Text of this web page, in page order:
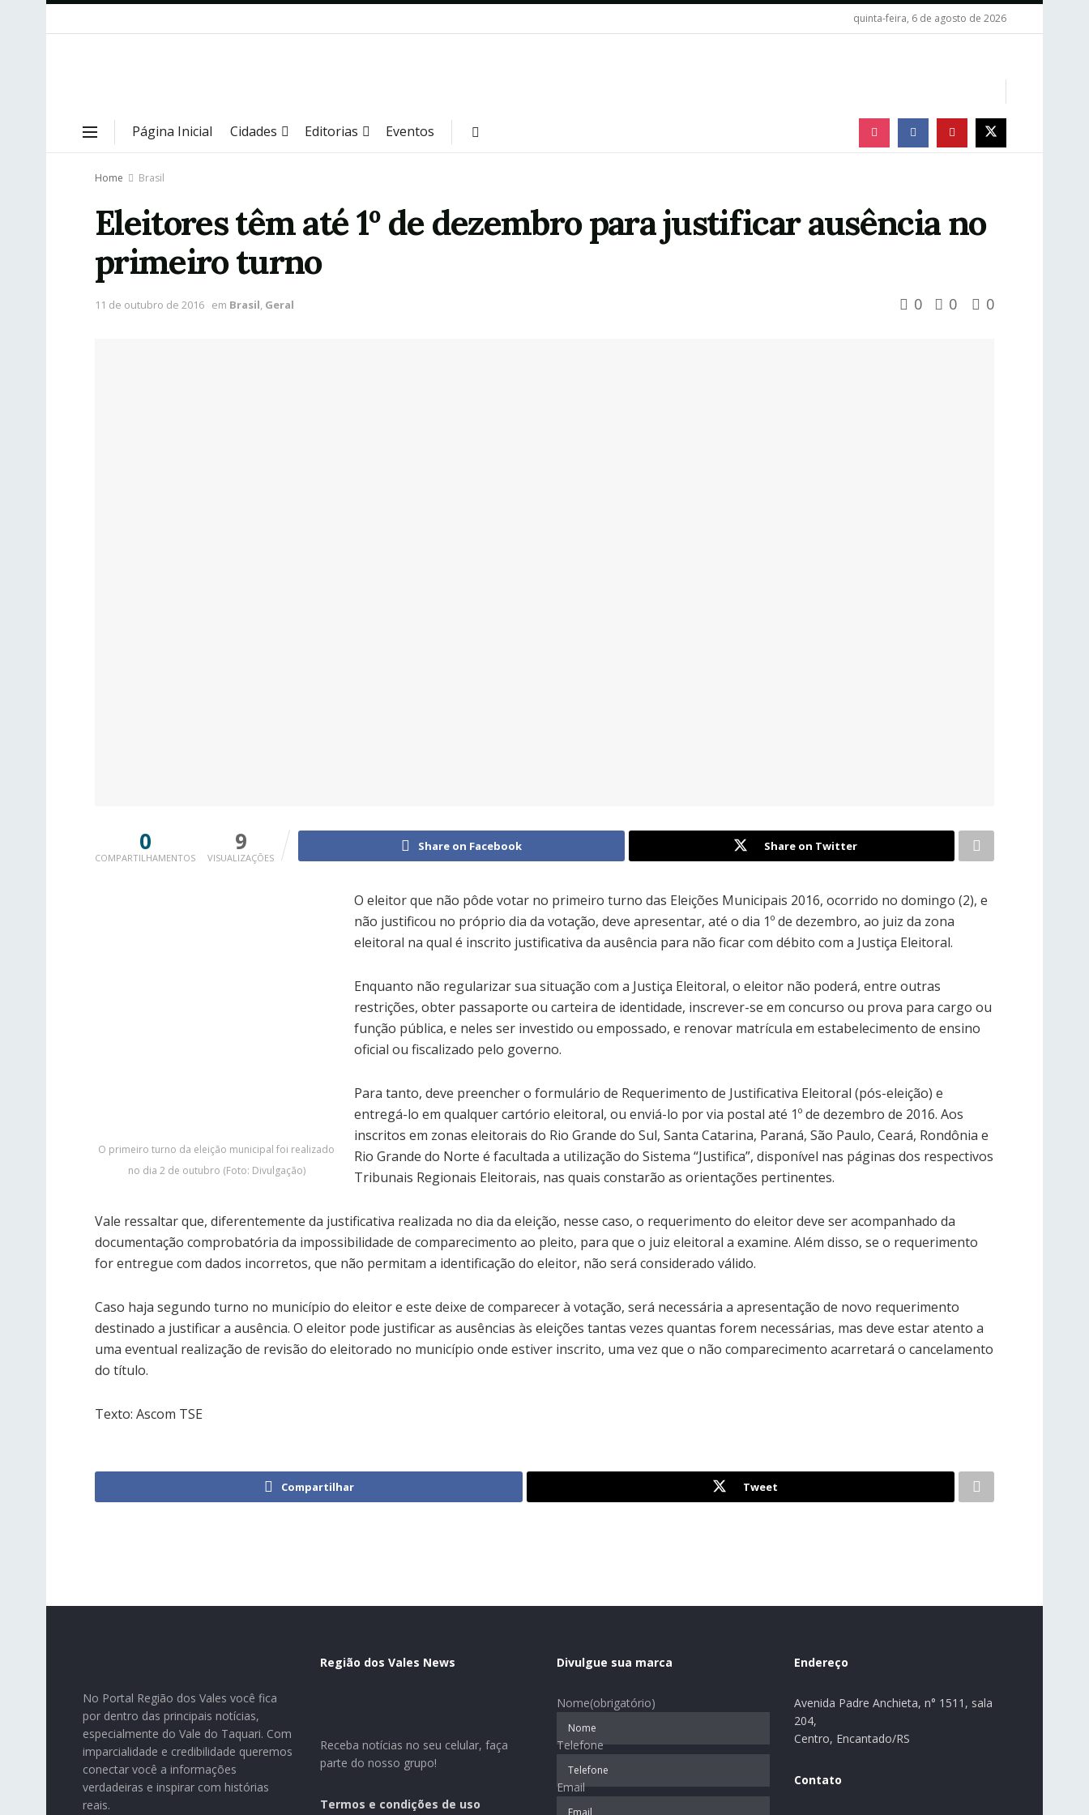
quinta-feira, 6 de agosto de 2026
Página Inicial Cidades Editorias Eventos
Home Brasil
Eleitores têm até 1º de dezembro para justificar ausência no
primeiro turno
11 de outubro de 2016 em Brasil, Geral 0 0 0
0
COMPARTILHAMENTOS
9
VISUALIZAÇÕES
Share on Facebook Share on Twitter
O primeiro turno da eleição municipal foi realizado
no dia 2 de outubro (Foto: Divulgação)
O eleitor que não pôde votar no primeiro turno das Eleições Municipais 2016, ocorrido no domingo (2), e
não justificou no próprio dia da votação, deve apresentar, até o dia 1º de dezembro, ao juiz da zona
eleitoral na qual é inscrito justificativa da ausência para não ficar com débito com a Justiça Eleitoral.
Enquanto não regularizar sua situação com a Justiça Eleitoral, o eleitor não poderá, entre outras
restrições, obter passaporte ou carteira de identidade, inscrever-se em concurso ou prova para cargo ou
função pública, e neles ser investido ou empossado, e renovar matrícula em estabelecimento de ensino
oficial ou fiscalizado pelo governo.
Para tanto, deve preencher o formulário de Requerimento de Justificativa Eleitoral (pós-eleição) e
entregá-lo em qualquer cartório eleitoral, ou enviá-lo por via postal até 1º de dezembro de 2016. Aos
inscritos em zonas eleitorais do Rio Grande do Sul, Santa Catarina, Paraná, São Paulo, Ceará, Rondônia e
Rio Grande do Norte é facultada a utilização do Sistema “Justifica”, disponível nas páginas dos respectivos
Tribunais Regionais Eleitorais, nas quais constarão as orientações pertinentes.
Vale ressaltar que, diferentemente da justificativa realizada no dia da eleição, nesse caso, o requerimento do eleitor deve ser acompanhado da
documentação comprobatória da impossibilidade de comparecimento ao pleito, para que o juiz eleitoral a examine. Além disso, se o requerimento
for entregue com dados incorretos, que não permitam a identificação do eleitor, não será considerado válido.
Caso haja segundo turno no município do eleitor e este deixe de comparecer à votação, será necessária a apresentação de novo requerimento
destinado a justificar a ausência. O eleitor pode justificar as ausências às eleições tantas vezes quantas forem necessárias, mas deve estar atento a
uma eventual realização de revisão do eleitorado no município onde estiver inscrito, uma vez que o não comparecimento acarretará o cancelamento
do título.
Texto: Ascom TSE
Compartilhar Tweet
No Portal Região dos Vales você fica
por dentro das principais notícias,
especialmente do Vale do Taquari. Com
imparcialidade e credibilidade queremos
conectar você a informações
verdadeiras e inspirar com histórias
reais.
Região dos Vales News
Receba notícias no seu celular, faça
parte do nosso grupo!
Termos e condições de uso
Divulgue sua marca
Nome(obrigatório)
Telefone
Email
Endereço
Avenida Padre Anchieta, n° 1511, sala
204,
Centro, Encantado/RS
Contato